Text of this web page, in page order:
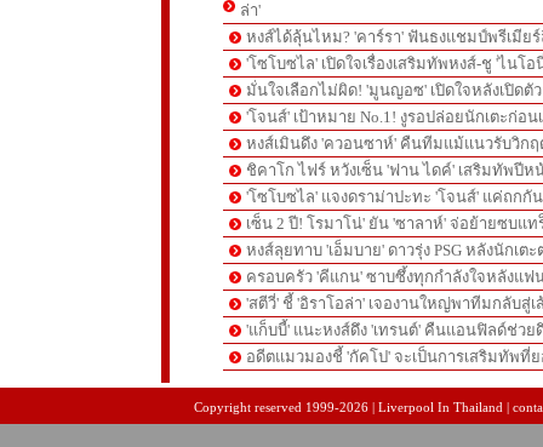
ล่า'
หงส์ได้ลุ้นไหม? 'คาร์รา' ฟันธงแชมป์พรีเมีย
'โซโบซไล' เปิดใจเรื่องเสริมทัพหงส์-ชู 'ไนโ
มั่นใจเลือกไม่ผิด! 'มูนญอซ' เปิดใจหลังเปิดตั
'โจนส์' เป้าหมาย No.1! งูรอปล่อยนักเตะก่อ
หงส์เมินดึง 'ควอนซาห์' คืนทีมแม้แนวรับวิก
ชิคาโก ไฟร์ หวังเซ็น 'ฟาน ไดค์' เสริมทัพปีห
'โซโบซไล' แจงดราม่าปะทะ 'โจนส์' แค่ถกกั
เซ็น 2 ปี! โรมาโน่' ยัน 'ซาลาห์' จ่อย้ายซบแ
หงส์ลุยทาบ 'เอ็มบาย' ดาวรุ่ง PSG หลังนักเต
ครอบครัว 'คีแกน' ซาบซึ้งทุกกำลังใจหลังแฟ
'สตีวี่' ชี้ 'อิราโอล่า' เจองานใหญ่พาทีมกลับสู่
'แก็บบี้' แนะหงส์ดึง 'เทรนต์' คืนแอนฟิลด์ช่วย
อดีตแมวมองชี้ 'กัคโป' จะเป็นการเสริมทัพที่
Copyright reserved 1999-2026 | Liverpool In Thailand |